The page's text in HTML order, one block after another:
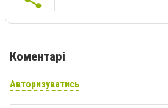
Коментарі
Авторизуватись